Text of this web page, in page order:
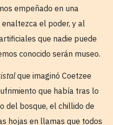
empeñado en una
el poder, y al
que nadie puede
conocido serán museo.
que imaginó Coetzee
que había tras lo
del bosque, el chillido de
hojas en llamas que todos